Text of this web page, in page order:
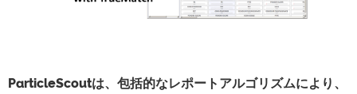
ParticleScoutは、包括的なレポートアルゴリズムにより、